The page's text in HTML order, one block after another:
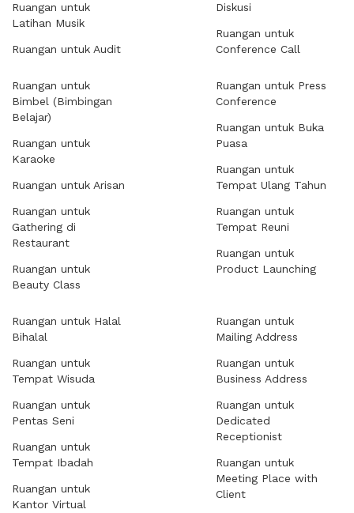
Ruangan untuk
Latihan Musik
Ruangan untuk Audit
Diskusi
Ruangan untuk
Conference Call
Ruangan untuk
Bimbel (Bimbingan
Belajar)
Ruangan untuk
Karaoke
Ruangan untuk Arisan
Ruangan untuk
Gathering di
Restaurant
Ruangan untuk
Beauty Class
Ruangan untuk Press
Conference
Ruangan untuk Buka
Puasa
Ruangan untuk
Tempat Ulang Tahun
Ruangan untuk
Tempat Reuni
Ruangan untuk
Product Launching
Ruangan untuk Halal
Bihalal
Ruangan untuk
Tempat Wisuda
Ruangan untuk
Pentas Seni
Ruangan untuk
Tempat Ibadah
Ruangan untuk
Kantor Virtual
Ruangan untuk
Mailing Address
Ruangan untuk
Business Address
Ruangan untuk
Dedicated
Receptionist
Ruangan untuk
Meeting Place with
Client